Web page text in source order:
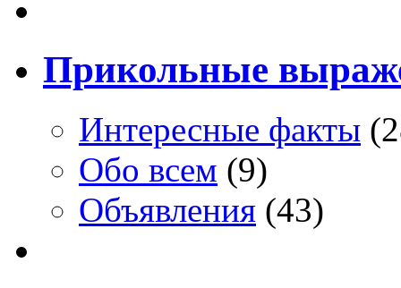
Прикольные
Интересные факты
Обо всем (9)
Объявления (43)